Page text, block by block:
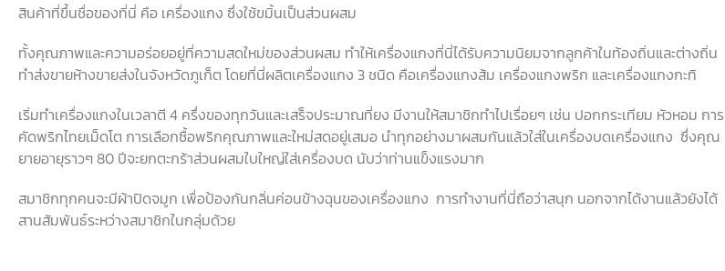
สินค้าที่ขึ้นชื่อของที่นี่ คือ เครื่องแกง ซึ่งใช้ขมิ้นเป็นส่วนผสม
ทั้งคุณภาพและความอร่อยอยู่ที่ความสดใหม่ของส่วนผสม ทำให้เครื่องแกงที่นี่ได้รับความนิยมจากลูกค้าในท้องถิ่นและต่างถิ่น
ทำส่งขายห้างขายส่งในจังหวัดภูเก็ต โดยที่นี่ผลิตเครื่องแกง 3 ชนิด คือเครื่องแกงส้ม เครื่องแกงพริก และเครื่องแกงกะทิ
เริ่มทำเครื่องแกงในเวลาตี 4 ครึ่งของทุกวันและเสร็จประมาณที่ยง มีงานให้สมาชิกทำไปเรื่อยๆ เช่น ปอกกระเทียม หัวหอม การ
คัดพริกไทยเม็ดโต การเลือกซื้อพริกคุณภาพและใหม่สดอยู่เสมอ นำทุกอย่างมาผสมกันแล้วใส่ในเครื่องบดเครื่องแกง ซึ่งคุณ
ยายอายุราวๆ 80 ปีจะยกตะกร้าส่วนผสมใบใหญ่ใส่เครื่องบด นับว่าท่านแข็งแรงมาก
สมาชิกทุกคนจะมีผ้าปิดจมูก เพื่อป้องกันกลิ่นค่อนข้างฉุนของเครื่องแกง การทำงานที่นี่ถือว่าสนุก นอกจากได้งานแล้วยังได้
สานสัมพันธ์ระหว่างสมาชิกในกลุ่มด้วย